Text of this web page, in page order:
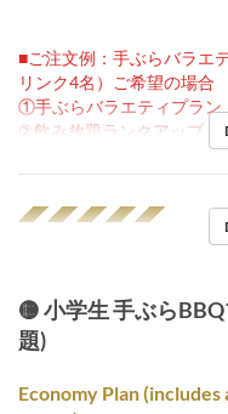
■ご注文例：手ぶらバラエ
リンク4名）ご希望の場合
①手ぶらバラエティプラン
②飲み放題ランクアップ
◢◤◢◤◢◤◢◤◢◤
🟡 小学生 手ぶら
題)
Economy Plan